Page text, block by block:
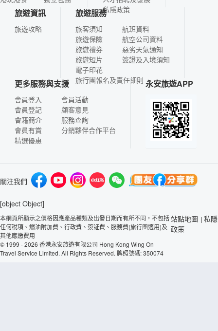
私隱政策
旅遊資訊
旅遊攻略
旅遊服務
旅客須知
旅遊保險
旅遊禮券
旅遊短片
電子印花
航班資料
航空公司資料
惡劣天氣通知
簽證及入境須知
旅行團報名及責任細則
更多服務與支援
會員登入
會員登記
會籍簡介
會員有賞
精選優惠
會員活動
顧客意見
服務查詢
分銷夥伴合作平台
永安旅遊APP
關注我們
[object Object]
本網頁所顯示之價格因應產品種類及出發日期而有所不同，不包括
任何稅項、燃油附加費、行政費、簽証費、服務費(旅行團適用)及
其他應繳費用
© 1999 - 2026 香港永安旅遊有限公司 Hong Kong Wing On
Travel Service Limited. All Rights Reserved. 牌照號碼: 350074
站點地圖 | 私隱
政策